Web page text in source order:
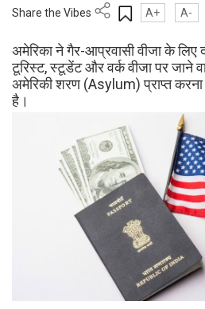
Share the Vibes A+ A-
अमेरिका ने गैर-आप्रवासी वीजा के
टूरिस्ट, स्टूडेंट और वर्क वीजा पर जाने
अमेरिकी शरण (Asylum) प्राप्त करना
है।